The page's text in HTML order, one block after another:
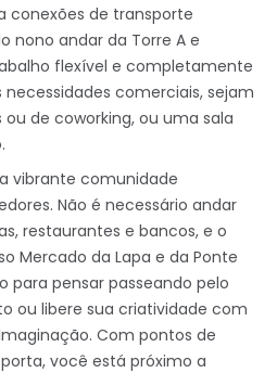
conexões de transporte
nono andar da Torre A e
flexível e completamente
comerciais, sejam
de coworking, ou uma sala
vibrante comunidade
Não é necessário andar
restaurantes e bancos, e o
Mercado da Lapa e da Ponte
para pensar passeando pelo
ou libere sua criatividade com
Com pontos de
você está próximo a